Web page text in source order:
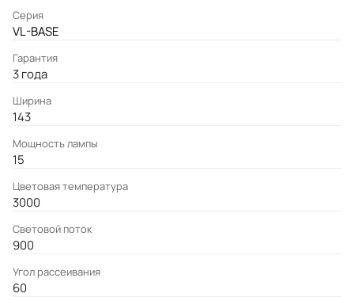
Серия
VL-BASE
Гарантия
3 года
Ширина
143
Мощность лампы
15
Цветовая температура
3000
Световой поток
900
Угол рассеивания
60